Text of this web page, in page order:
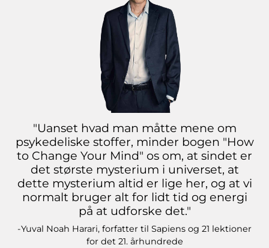
"Uanset hvad man måtte mene om
psykedeliske stoffer, minder bogen "How
to Change Your Mind" os om, at sindet er
det største mysterium i universet, at
dette mysterium altid er lige her, og at vi
normalt bruger alt for lidt tid og energi
på at udforske det."
-Yuval Noah Harari, forfatter til Sapiens og 21 lektioner
for det 21. århundrede